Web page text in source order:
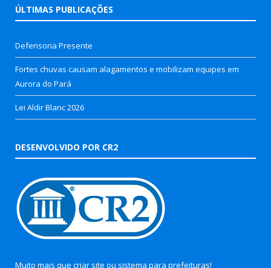
ÚLTIMAS PUBLICAÇÕES
Defensoria Presente
Fortes chuvas causam alagamentos e mobilizam equipes em
Aurora do Pará
Lei Aldir Blanc 2026
DESENVOLVIDO POR CR2
Muito mais que criar site ou sistema para prefeituras!